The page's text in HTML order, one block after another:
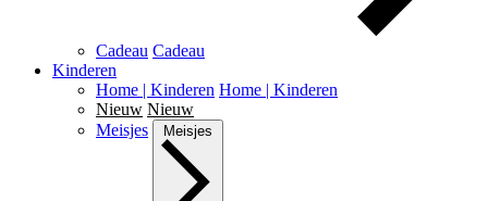
Cadeau Cadeau
Kinderen
Home | Kinderen Home | Kinderen
Nieuw Nieuw
Meisjes
Meisjes